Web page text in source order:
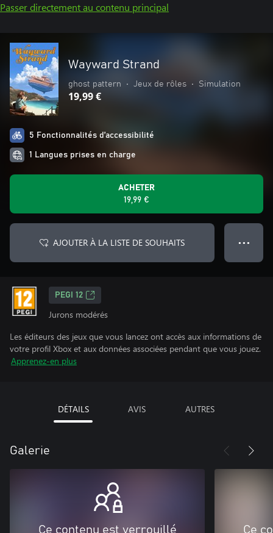
Passer directement au contenu principal
Wayward Strand
ghost pattern • Jeux de rôles • Simulation
19,99 €
5 Fonctionnalités d’accessibilité
1 Langues prises en charge
ACHETER
19,99 €
AJOUTER À LA LISTE DE SOUHAITS ● ● ●
PEGI 12
Jurons modérés
Les éditeurs des jeux que vous lancez ont accès aux informations de
votre profil Xbox et aux données associées pendant que vous jouez.
Apprenez-en plus
DÉTAILS AVIS AUTRES
Galerie
Ce contenu est verrouillé Ce